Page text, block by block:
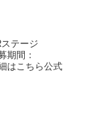
テージ
期間：
はこちら公式